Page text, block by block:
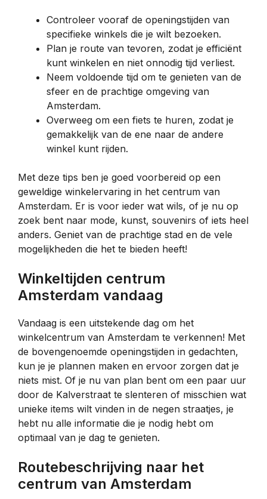
Controleer vooraf de openingstijden van
specifieke winkels die je wilt bezoeken.
Plan je route van tevoren, zodat je efficiënt
kunt winkelen en niet onnodig tijd verliest.
Neem voldoende tijd om te genieten van de
sfeer en de prachtige omgeving van
Amsterdam.
Overweeg om een fiets te huren, zodat je
gemakkelijk van de ene naar de andere
winkel kunt rijden.
Met deze tips ben je goed voorbereid op een
geweldige winkelervaring in het centrum van
Amsterdam. Er is voor ieder wat wils, of je nu op
zoek bent naar mode, kunst, souvenirs of iets heel
anders. Geniet van de prachtige stad en de vele
mogelijkheden die het te bieden heeft!
Winkeltijden centrum
Amsterdam vandaag
Vandaag is een uitstekende dag om het
winkelcentrum van Amsterdam te verkennen! Met
de bovengenoemde openingstijden in gedachten,
kun je je plannen maken en ervoor zorgen dat je
niets mist. Of je nu van plan bent om een paar uur
door de Kalverstraat te slenteren of misschien wat
unieke items wilt vinden in de negen straatjes, je
hebt nu alle informatie die je nodig hebt om
optimaal van je dag te genieten.
Routebeschrijving naar het
centrum van Amsterdam